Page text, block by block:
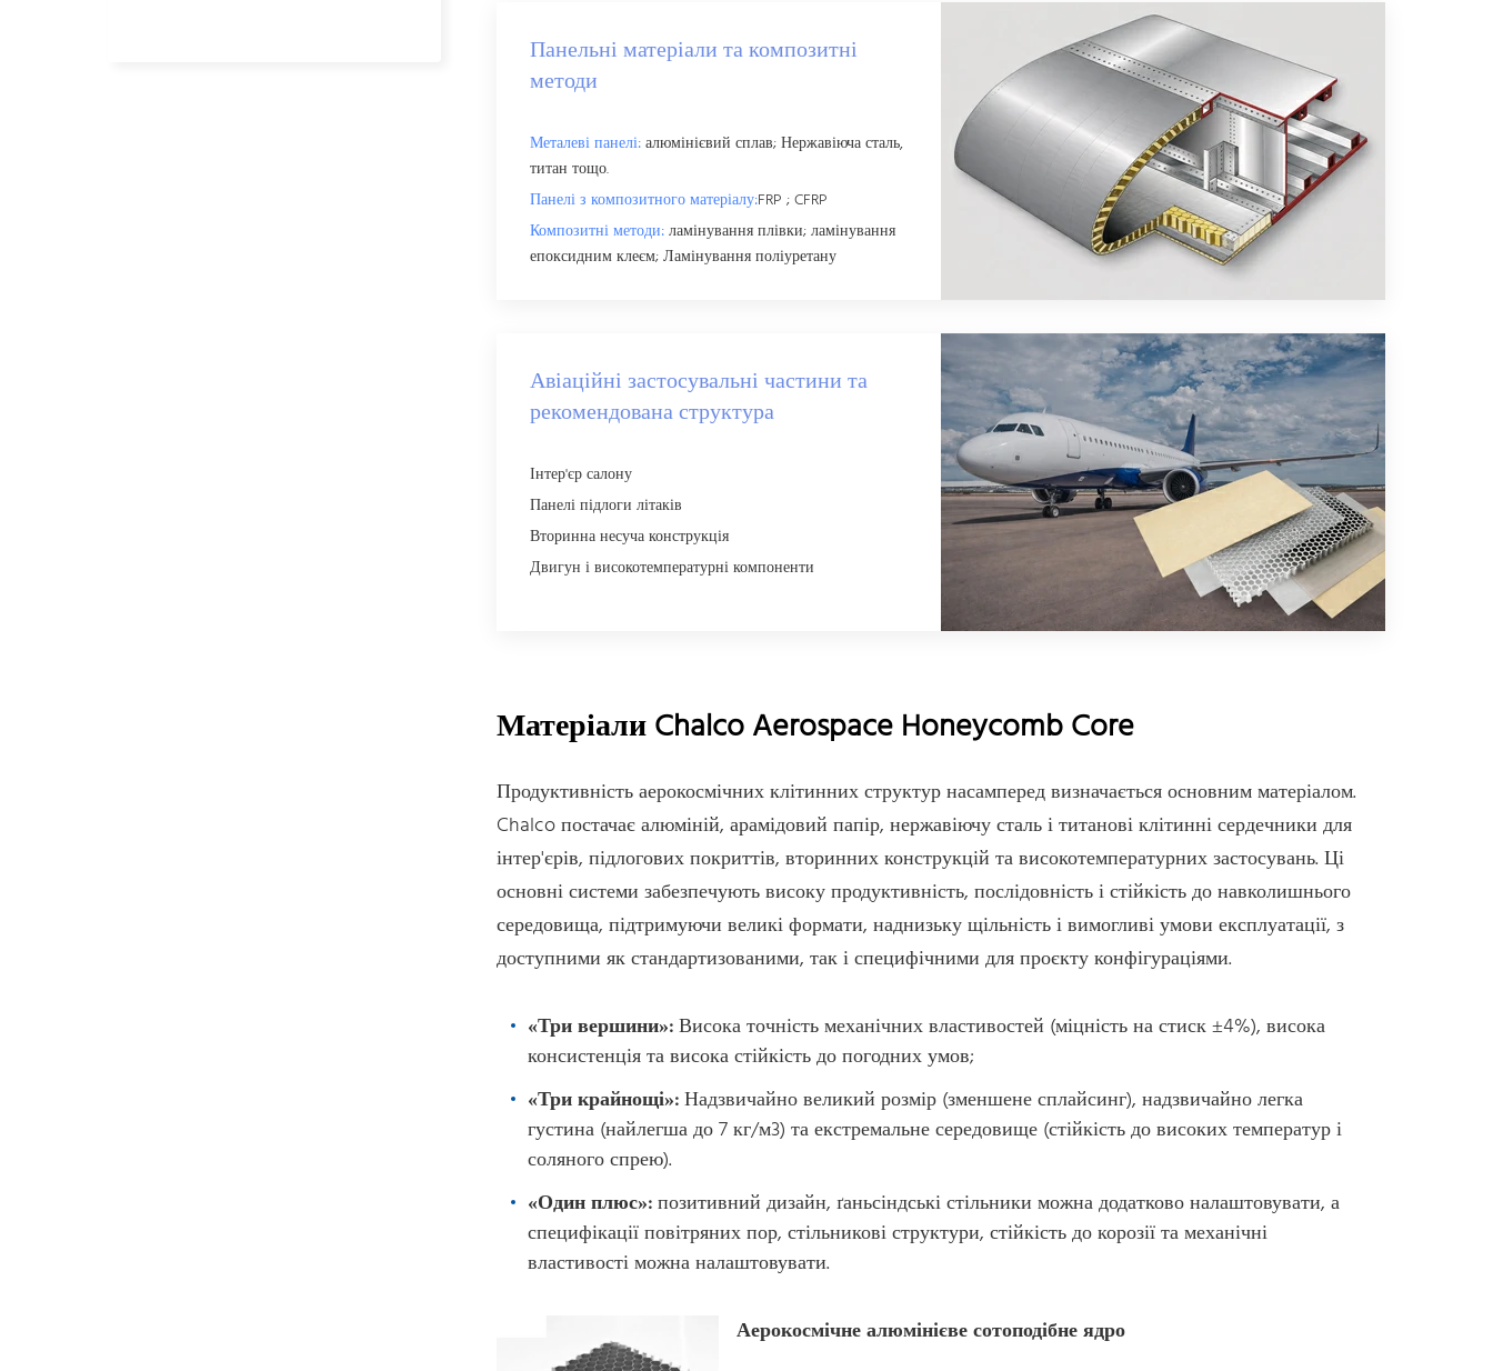
Панельні матеріали та композитні
методи
Металеві панелі:алюмінієвий сплав; Нержавіюча сталь,
титан тощо.
Панелі з композитного матеріалу:FRP ; CFRP
Композитні методи:ламінування плівки; ламінування
епоксидним клеєм; Ламінування поліуретану
Авіаційні застосувальні частини та
рекомендована структура
Інтер'єр салону
Панелі підлоги літаків
Вторинна несуча конструкція
Двигун і високотемпературні компоненти
Матеріали Chalco Aerospace Honeycomb Core
Продуктивність аерокосмічних клітинних структур насамперед визначається основним матеріалом.
Chalco постачає алюміній, арамідовий папір, нержавіючу сталь і титанові клітинні сердечники для
інтер'єрів, підлогових покриттів, вторинних конструкцій та високотемпературних застосувань. Ці
основні системи забезпечують високу продуктивність, послідовність і стійкість до навколишнього
середовища, підтримуючи великі формати, наднизьку щільність і вимогливі умови експлуатації, з
доступними як стандартизованими, так і специфічними для проєкту конфігураціями.
«Три вершини»:Висока точність механічних властивостей (міцність на стиск ±4%), висока
консистенція та висока стійкість до погодних умов;
«Три крайнощі»:Надзвичайно великий розмір (зменшене сплайсинг), надзвичайно легка
густина (найлегша до 7 кг/м3) та екстремальне середовище (стійкість до високих температур і
соляного спрею).
«Один плюс»:позитивний дизайн, ґаньсіндські стільники можна додатково налаштовувати, а
специфікації повітряних пор, стільникові структури, стійкість до корозії та механічні
властивості можна налаштовувати.
Аерокосмічне алюмінієве сотоподібне ядро